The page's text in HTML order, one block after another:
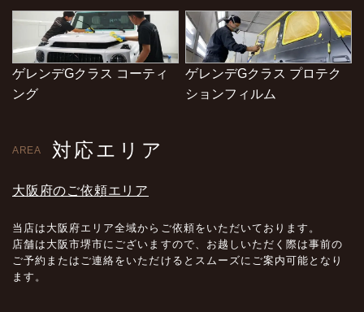
ゲレンデGクラス コーティ
ング
ゲレンデGクラス プロテク
ションフィルム
AREA 対応エリア
大阪府のご依頼エリア
当店は大阪府エリア全域からご依頼をいただいております。
店舗は大阪市堺市にございますので、お越しいただく際は事前の
ご予約またはご連絡をいただけるとスムーズにご案内可能となり
ます。